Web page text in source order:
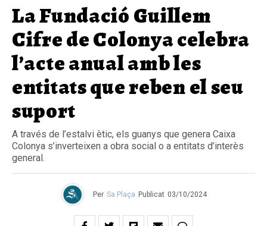
La Fundació Guillem
Cifre de Colonya celebra
l’acte anual amb les
entitats que reben el seu
suport
A través de l’estalvi ètic, els guanys que genera Caixa
Colonya s’inverteixen a obra social o a entitats d’interès
general.
Per Sa Plaça Publicat 03/10/2024